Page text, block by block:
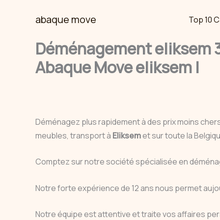
abaque move Top 10
Déménagement eliksem
Abaque Move eliksem |
Déménagez plus rapidement à des prix moins
meubles, transport à Eliksemet sur toute la
Comptez sur notre société spécialisée en
Notre forte expérience de 12 ans nous permet
Notre équipe est attentive et traite vos affaires